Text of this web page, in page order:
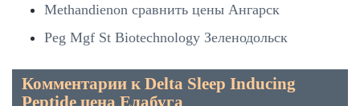
Methandienon сравнить цены Ангарск
Peg Mgf St Biotechnology Зеленодольск
Комментарии к Delta Sleep Inducing
Peptide цена Елабуга